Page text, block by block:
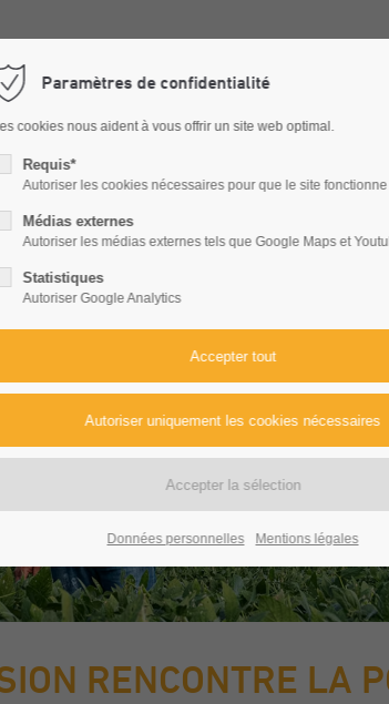
Notre entreprise Nos
RENCONTRE LA
Paramètres de confidentialité
cookies nous aident à vous offrir un site web optimal.
Requis*
Autoriser les cookies nécessaires pour que le site
Médias externes
Autoriser les médias externes tels que Google Maps et
Statistiques
Autoriser Google Analytics
Données personnelles Mentions légales